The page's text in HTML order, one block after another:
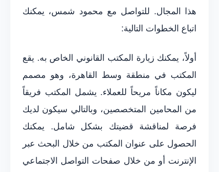
هذا المجال. للتواصل مع محمود شمس، يمكنك
اتباع الخطوات التالية:
أولاً، يمكنك زيارة المكتب القانوني الخاص به. يقع
المكتب في منطقة وسط القاهرة، وهو مصمم
ليكون مكاناً مريحاً للعملاء. يشمل المكتب فريقاً
من المحامين المتخصصين، وبالتالي سيكون لديك
فرصة لمناقشة قضيتك بشكل شامل. يمكنك
الحصول على عنوان المكتب من خلال البحث عبر
الإنترنت أو من خلال صفحات التواصل الاجتماعي